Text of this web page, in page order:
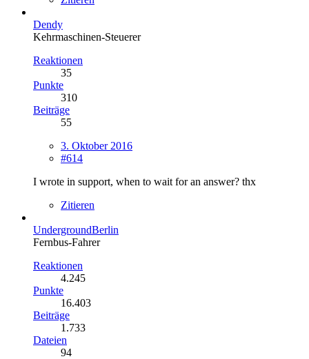
Dendy
Kehrmaschinen-Steuerer
Reaktionen
35
Punkte
310
Beiträge
55
3. Oktober 2016
#614
I wrote in support, when to wait for an answer? thx
Zitieren
UndergroundBerlin
Fernbus-Fahrer
Reaktionen
4.245
Punkte
16.403
Beiträge
1.733
Dateien
94